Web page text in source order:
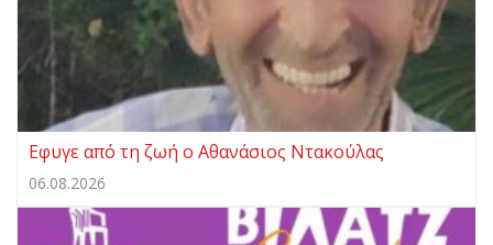
Εφυγε από τη ζωή ο Αθανάσιος Ντακούλας
06.08.2026